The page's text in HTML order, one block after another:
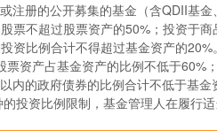
注册的公开募集的基金（含QDII基
票不超过股票资产的50%；投资于
资比例合计不得超过基金资产的
资产占基金资产的比例不低于
内的政府债券的比例合计不低于基
投资比例限制，基金管理人在履行